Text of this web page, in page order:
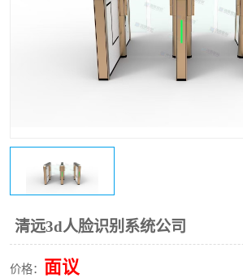
清远3d人脸识别系统公司
价格： 面议